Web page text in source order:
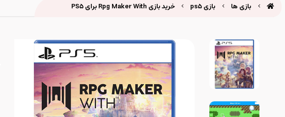
بازی ها بازی ps5 خرید بازی Rpg Maker With برای PS5